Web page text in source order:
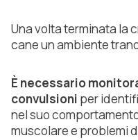
Una volta terminata la
cane un ambiente
È necessario
convulsioni per
nel suo
muscolare e problemi